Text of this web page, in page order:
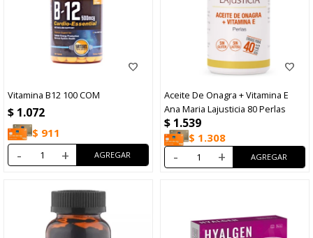
Vitamina B12 100 COM
$ 1.072
$ 911
- +
Aceite De Onagra + Vitamina E
Ana Maria Lajusticia 80 Perlas
$ 1.539
$ 1.308
- +